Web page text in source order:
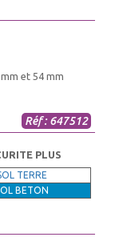
et 54 mm
Réf : 647512
PLUS
TERRE
BETON